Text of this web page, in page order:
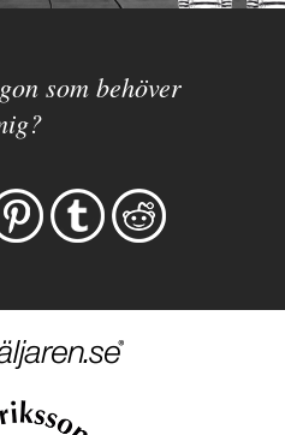
som behöver